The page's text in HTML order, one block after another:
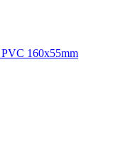
PVC 160x55mm